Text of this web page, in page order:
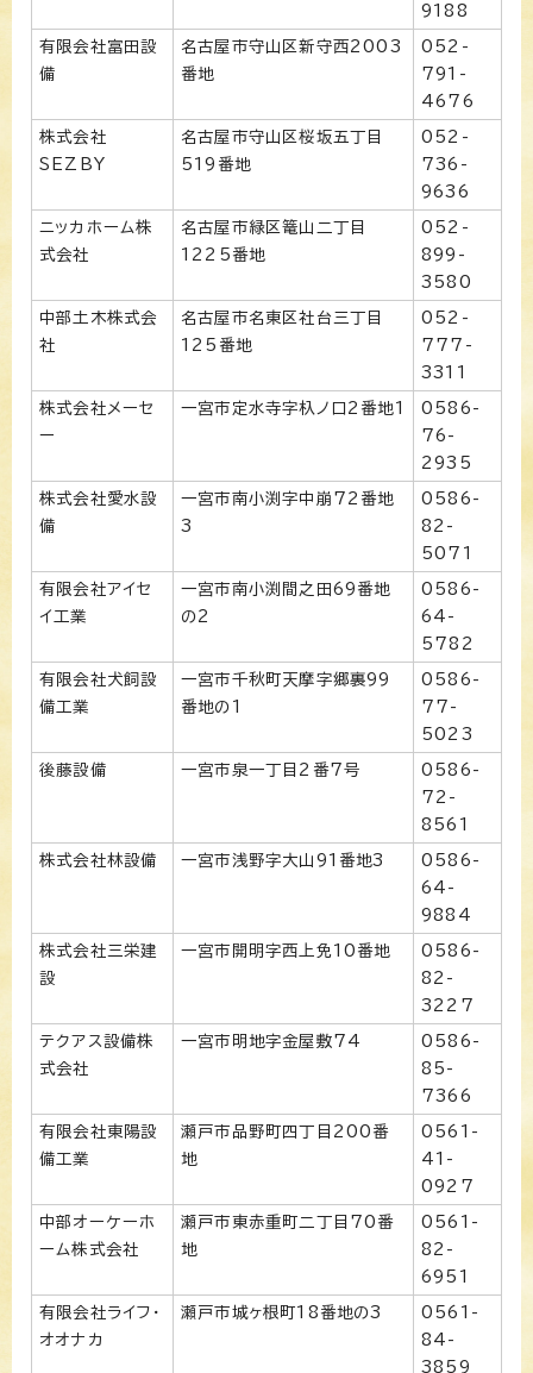
9188
有限会社富田設
備
名古屋市守山区新守西2003
番地
052-
791-
4676
株式会社
SEZBY
名古屋市守山区桜坂五丁目
519番地
052-
736-
9636
ニッカホーム株
式会社
名古屋市緑区篭山二丁目
1225番地
052-
899-
3580
中部土木株式会
社
名古屋市名東区社台三丁目
125番地
052-
777-
3311
株式会社メーセ
ー
一宮市定水寺字杁ノ口2番地1
0586-
76-
2935
株式会社愛水設
備
一宮市南小渕字中崩72番地
3
0586-
82-
5071
有限会社アイセ
イ工業
一宮市南小渕間之田69番地
の2
0586-
64-
5782
有限会社犬飼設
備工業
一宮市千秋町天摩字郷裏99
番地の1
0586-
77-
5023
後藤設備 一宮市泉一丁目2番7号
0586-
72-
8561
株式会社林設備 一宮市浅野字大山91番地3
0586-
64-
9884
株式会社三栄建
設
一宮市開明字西上免10番地
0586-
82-
3227
テクアス設備株
式会社
一宮市明地字金屋敷74
0586-
85-
7366
有限会社東陽設
備工業
瀬戸市品野町四丁目200番
地
0561-
41-
0927
中部オーケーホ
ーム株式会社
瀬戸市東赤重町二丁目70番
地
0561-
82-
6951
有限会社ライフ・
オオナカ
瀬戸市城ヶ根町18番地の3
0561-
84-
3859